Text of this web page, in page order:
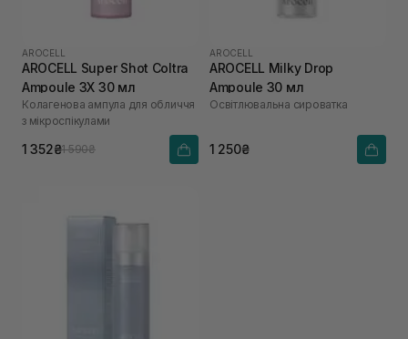
AROCELL
AROCELL Super Shot Coltra
Ampoule 3X 30 мл
Колагенова ампула для обличчя
з мікроспікулами
1 352₴1 590₴
AROCELL
AROCELL Milky Drop
Ampoule 30 мл
Освітлювальна сироватка
1 250₴